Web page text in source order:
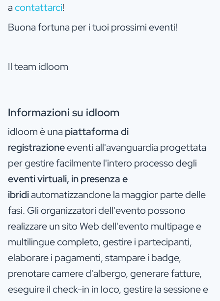
acontattarci!
Buona fortuna per i tuoi prossimi eventi!
Il team idloom
Informazioni su idloom
idloom è una piattaforma di
registrazioneeventi all'avanguardia progettata
per gestire facilmente l'intero processo degli
eventi virtuali, in presenza e
ibridiautomatizzandone la maggior parte delle
fasi. Gli organizzatori dell'evento possono
realizzare un sito Web dell'evento multipage e
multilingue completo, gestire i partecipanti,
elaborare i pagamenti, stampare i badge,
prenotare camere d'albergo, generare fatture,
eseguire il check-in in loco, gestire la sessione e